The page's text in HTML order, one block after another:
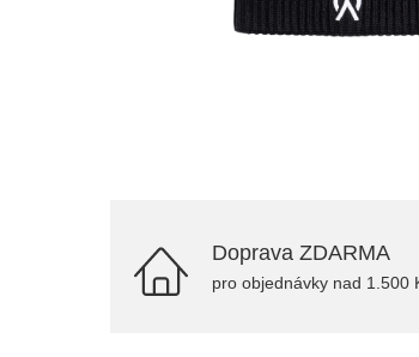
Doprava ZDARMA
pro objednávky nad 1.500